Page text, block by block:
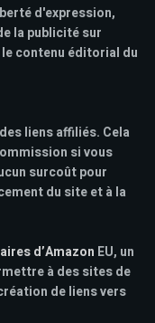
d'expression,
la publicité sur
contenu éditorial du
liens affiliés. Cela
si vous
surcoût pour
du site et à la
d’Amazon EU, un
à des sites de
de liens vers